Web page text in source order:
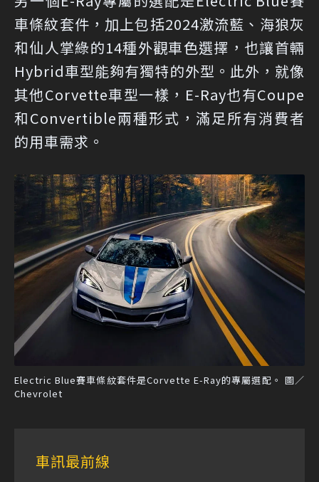
車條紋套件，加上包括2024激流藍、海狼灰
和仙人掌綠的14種外觀車色選擇，也讓首輛
Hybrid車型能夠有獨特的外型。此外，就像
其他Corvette車型一樣，E-Ray也有Coupe
和Convertible兩種形式，滿足所有消費者
的用車需求。
Electric Blue賽車條紋套件是Corvette E-Ray的專屬選配。 圖／
Chevrolet
車訊最前線